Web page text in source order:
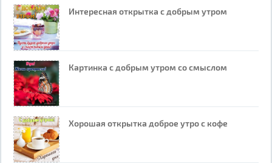
Интересная открытка с добрым утром
Картинка с добрым утром со смыслом
Хорошая открытка доброе утро с кофе